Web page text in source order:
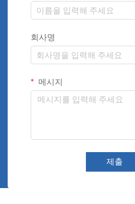
회사명
메시지
제출